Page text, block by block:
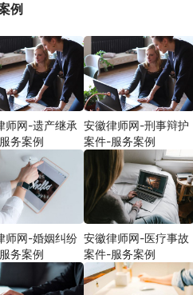
例
师网-遗产继承
务案例
安徽律师网-刑事辩护
案件-服务案例
师网-婚姻纠纷
务案例
安徽律师网-医疗事故
案件-服务案例